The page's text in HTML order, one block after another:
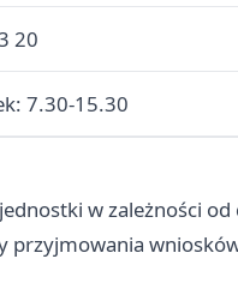
20
7.30-15.30
w zależności
przyjmowania